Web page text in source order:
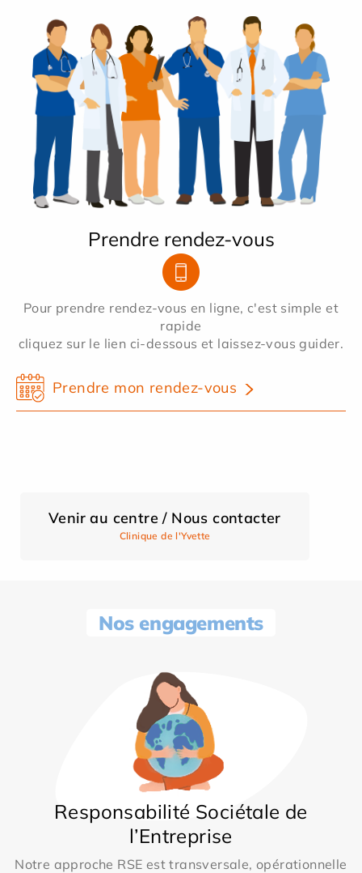
Prendre rendez-vous
Pour prendre rendez-vous en ligne, c'est simple et
rapide
cliquez sur le lien ci-dessous et laissez-vous guider.
Prendre mon rendez-vous
Venir au centre / Nous contacter
Clinique de l'Yvette
Nos engagements
Responsabilité Sociétale de
l’Entreprise
Notre approche RSE est transversale, opérationnelle